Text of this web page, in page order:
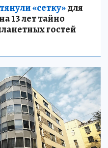
«сетку»для
13 лет тайно
гостей